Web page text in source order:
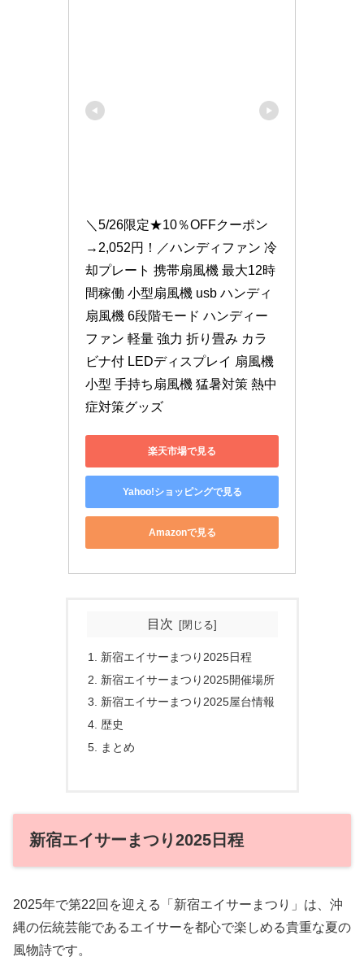
＼5/26限定★10％OFFクーポン
→2,052円！／ハンディファン 冷
却プレート 携帯扇風機 最大12時
間稼働 小型扇風機 usb ハンディ
扇風機 6段階モード ハンディー
ファン 軽量 強力 折り畳み カラ
ビナ付 LEDディスプレイ 扇風機
小型 手持ち扇風機 猛暑対策 熱中
症対策グッズ
楽天市場で見る
Yahoo!ショッピングで見る
Amazonで見る
目次
新宿エイサーまつり2025日程
新宿エイサーまつり2025開催場所
新宿エイサーまつり2025屋台情報
歴史
まとめ
新宿エイサーまつり2025日程
2025年で第22回を迎える「新宿エイサーまつり」は、沖
縄の伝統芸能であるエイサーを都心で楽しめる貴重な夏の
風物詩です。